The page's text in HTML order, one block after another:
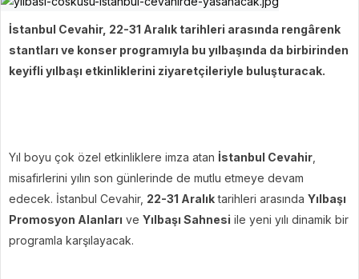
İstanbul Cevahir, 22-31 Aralık tarihleri arasında rengârenk
stantları ve konser programıyla bu yılbaşında da birbirinden
keyifli yılbaşı etkinliklerini ziyaretçileriyle buluşturacak.
Yıl boyu çok özel etkinliklere imza atan İstanbul Cevahir
misafirlerini yılın son günlerinde de mutlu etmeye devam
edecek. İstanbul Cevahir, 22-31 Aralıktarihleri arasında Yılbaşı
Promosyon Alanları ve Yılbaşı Sahnesi ile yeni yılı dinamik bir
programla karşılayacak.